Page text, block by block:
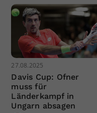
27.08.2025
Davis Cup: Ofner
muss für
Länderkampf in
Ungarn absagen